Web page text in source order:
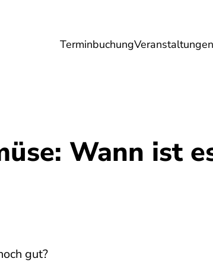
TerminbuchungVeranstaltungen
Gesundheit Energie
Wann ist
gut?